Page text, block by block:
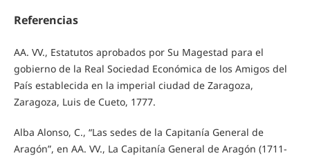
Referencias
AA. VV., Estatutos aprobados por Su Magestad para el
gobierno de la Real Sociedad Económica de los Amigos del
País establecida en la imperial ciudad de Zaragoza,
Zaragoza, Luis de Cueto, 1777.
Alba Alonso, C., “Las sedes de la Capitanía General de
Aragón”, en AA. VV., La Capitanía General de Aragón (1711-